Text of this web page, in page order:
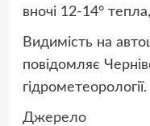
вночі 12-14°
Видимість на
повідомляє
гідрометеорології.
Джерело